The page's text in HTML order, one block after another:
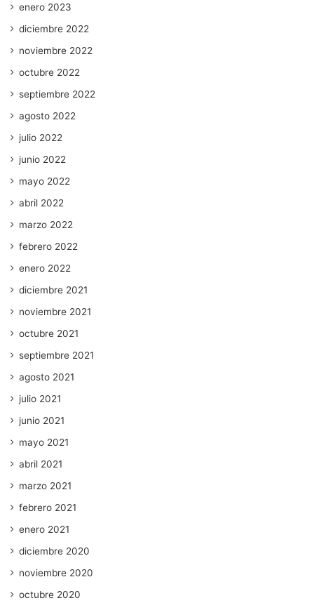
enero 2023
diciembre 2022
noviembre 2022
octubre 2022
septiembre 2022
agosto 2022
julio 2022
junio 2022
mayo 2022
abril 2022
marzo 2022
febrero 2022
enero 2022
diciembre 2021
noviembre 2021
octubre 2021
septiembre 2021
agosto 2021
julio 2021
junio 2021
mayo 2021
abril 2021
marzo 2021
febrero 2021
enero 2021
diciembre 2020
noviembre 2020
octubre 2020